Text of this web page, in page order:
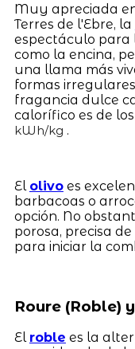
Muy apreciada
Terres de l'Ebre, la
espectáculo para
como la encina,
una llama más
formas
fragancia dulce
calorífico es de
kWh/kg .
El olivoes
barbacoas o
opción. No
porosa, precisa
para iniciar la
Roure (Roble)
El roble es la